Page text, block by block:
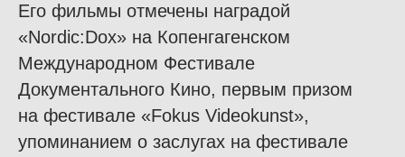
Его фильмы отмечены наградой
«Nordic:Dox» на Копенгагенском
Международном Фестивале
Документального Кино, первым призом
на фестивале «Fokus Videokunst»,
упоминанием о заслугах на фестивале